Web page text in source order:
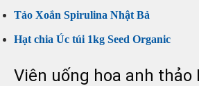
Tảo Xoắn Spirulina Nhật Bả
Hạt chia Úc túi 1kg Seed Organic
Viên uống hoa anh thảo